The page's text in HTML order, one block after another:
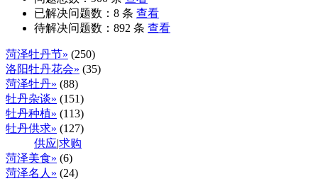
已解决问题数： 8 条 查看
待解决问题数： 892 条 查看
菏泽牡丹节» (250)
洛阳牡丹花会» (35)
菏泽牡丹» (88)
牡丹杂谈» (151)
牡丹种植» (113)
牡丹供求» (127)
供应|求购
菏泽美食» (6)
菏泽名人» (24)